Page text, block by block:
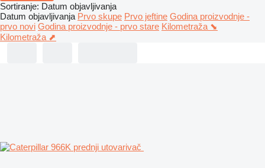
Sortiranje: Datum objavljivanja
Datum objavljivanja Prvo skupe Prvo jeftine Godina proizvodnje -
prvo novi Godina proizvodnje - prvo stare Kilometraža ⬊
Kilometraža ⬈